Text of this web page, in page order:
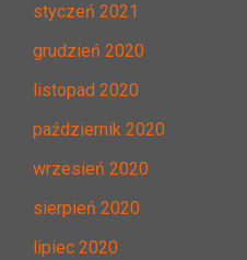
styczeń 2021
grudzień 2020
listopad 2020
październik 2020
wrzesień 2020
sierpień 2020
lipiec 2020